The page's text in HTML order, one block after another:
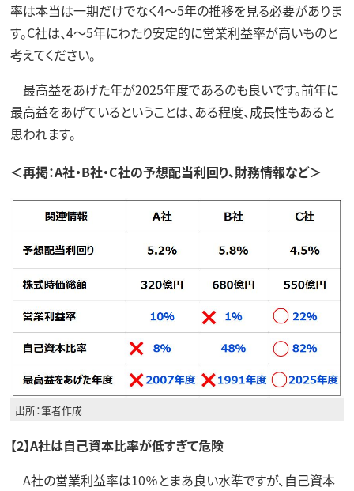
率は本当は一期だけでなく4～5年の推移を見る必要がありま
す。C社は、4～5年にわたり安定的に営業利益率が高いものと
考えてください。
最高益をあげた年が2025年度であるのも良いです。前年に
最高益をあげているということは、ある程度、成長性もあると
思われます。
＜再掲：A社・B社・C社の予想配当利回り、財務情報など＞
出所：筆者作成
【2】A社は自己資本比率が低すぎて危険
A社の営業利益率は10％とまあ良い水準ですが、自己資本